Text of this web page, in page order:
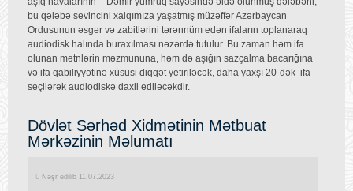
bu qələbə sevincini xalqımıza yaşatmış müzəffər Azərbaycan
Ordusunun əsgər və zabitlərini tərənnüm edən ifaların toplanaraq
audiodisk halında buraxılması nəzərdə tutulur. Bu zaman həm ifa
olunan mətnlərin məzmununa, həm də aşığın sazçalma bacarığına
və ifa qabiliyyətinə xüsusi diqqət yetiriləcək, daha yaxşı 20-dək ifa
seçilərək audiodiskə daxil ediləcəkdir.
Dövlət Sərhəd Xidmətinin Mətbuat
Mərkəzinin Məlumatı
Nəşr edilib 11.07.2023